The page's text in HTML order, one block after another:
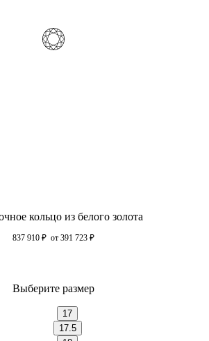
кольцо из белого золота
837 910 ₽ от 391 723 ₽
Выберите размер
17
17.5